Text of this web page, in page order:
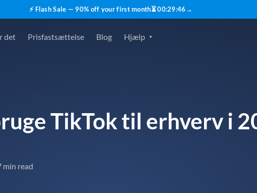
⚡ Flash Sale — 90% off your first month⏳00:29:45 →
det Prisfastsættelse Blog Hjælp
TikTok til erhverv i
min read